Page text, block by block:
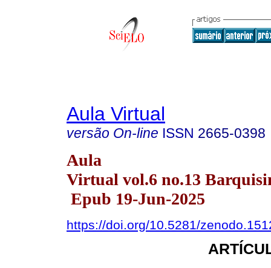
Aula Virtual
versão On-line ISSN 2665-0398
Aula
Virtual vol.6 no.13
Epub 19-Jun-2025
https://doi.org/10.5281/